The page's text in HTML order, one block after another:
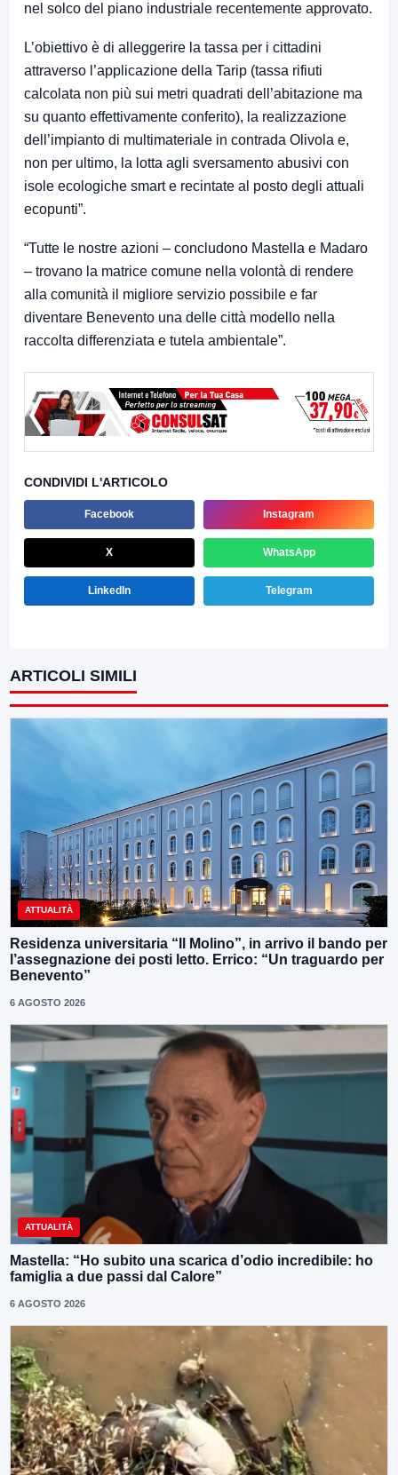
nel solco del piano industriale recentemente approvato.
L’obiettivo è di alleggerire la tassa per i cittadini
attraverso l’applicazione della Tarip (tassa rifiuti
calcolata non più sui metri quadrati dell’abitazione ma
su quanto effettivamente conferito), la realizzazione
dell’impianto di multimateriale in contrada Olivola e,
non per ultimo, la lotta agli sversamento abusivi con
isole ecologiche smart e recintate al posto degli attuali
ecopunti”.
“Tutte le nostre azioni – concludono Mastella e Madaro
– trovano la matrice comune nella volontà di rendere
alla comunità il migliore servizio possibile e far
diventare Benevento una delle città modello nella
raccolta differenziata e tutela ambientale”.
CONDIVIDI L'ARTICOLO
Facebook Instagram
X WhatsApp
LinkedIn Telegram
ARTICOLI SIMILI
ATTUALITÀ
Residenza universitaria “Il Molino”, in arrivo il bando per
l’assegnazione dei posti letto. Errico: “Un traguardo per
Benevento”
6 AGOSTO 2026
ATTUALITÀ
Mastella: “Ho subito una scarica d’odio incredibile: ho
famiglia a due passi dal Calore”
6 AGOSTO 2026